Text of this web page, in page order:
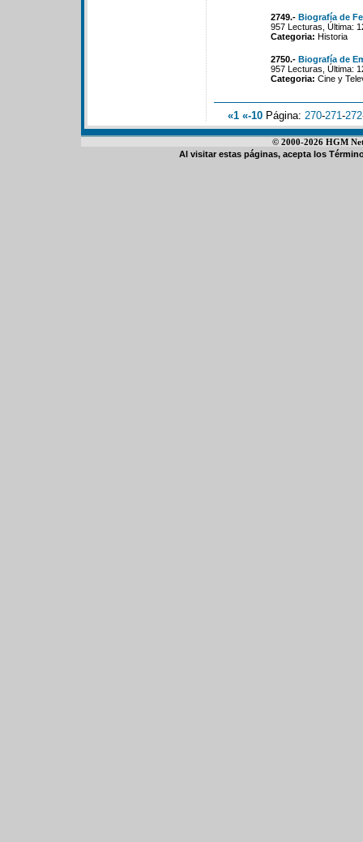
2749.- Biografía de
957 Lecturas, Última:
Categoria: Historia
2750.- Biografía de
957 Lecturas, Última:
Categoria: Cine y
«1 «-10 Página: 270-271-272
© 2000-2026 HGM
Al visitar estas páginas, acepta los